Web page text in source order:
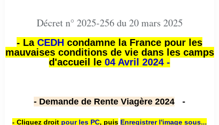
Décret n° 2025-256 du 20 mars 2025
- La CEDH condamne la France pour les
mauvaises conditions de vie dans les camps
d'accueil le 04 Avril 2024 -
- Demande de Rente Viagère 2024 -
- Cliquez droit pour les PC, puis Enregistrer l'image sous...